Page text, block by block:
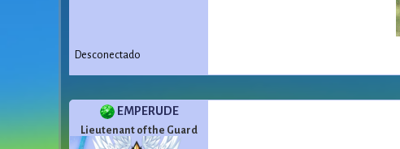
Desconectado
EMPERUDE
Lieutenant of the Guard